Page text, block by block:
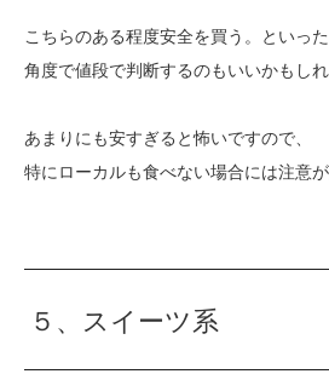
こちらのある程度安全を買う。といった
角度で値段で判断するのもいいかもしれ
あまりにも安すぎると怖いですので、
特にローカルも食べない場合には注意が
５、スイーツ系